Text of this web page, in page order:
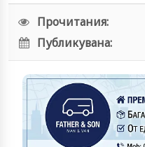
Прочитания:
Публикувана: